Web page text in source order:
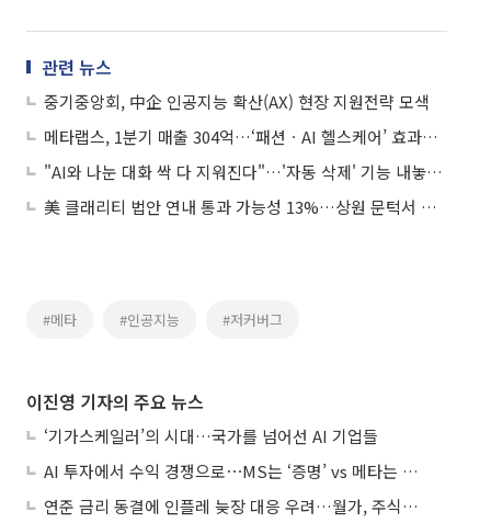
관련 뉴스
중기중앙회, 中企 인공지능 확산(AX) 현장 지원전략 모색
메타랩스, 1분기 매출 304억…‘패션ㆍAI 헬스케어’ 효과에 흑자전환
"AI와 나눈 대화 싹 다 지워진다"…'자동 삭제' 기능 내놓은 메타
美 클래리티 법안 연내 통과 가능성 13%…상원 문턱서 제동
#메타 #인공지능 #저커버그
이진영 기자의 주요 뉴스
‘기가스케일러’의 시대…국가를 넘어선 AI 기업들
AI 투자에서 수익 경쟁으로⋯MS는 ‘증명’ vs 메타는 ‘숙제’
연준 금리 동결에 인플레 늦장 대응 우려…월가, 주식도 채권도 던졌다